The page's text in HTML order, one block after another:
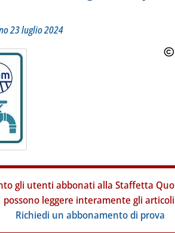
23 luglio 2024
gli utenti abbonati alla Staffetta
possono leggere interamente gli
Richiedi un abbonamento di prova